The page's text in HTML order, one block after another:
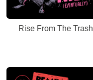
Rise From The Trash